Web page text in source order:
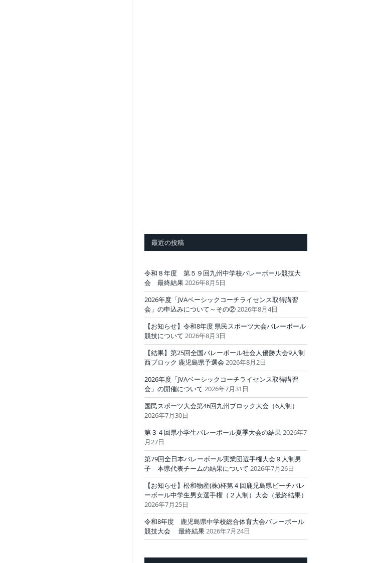
最近の投稿
令和８年度 第５９回九州中学校バレーボール競技大
会 最終結果2026年8月5日
2026年度「JVAベーシックコーチライセンス取得講習
会」の申込みについて～その②2026年8月4日
【お知らせ】令和8年度 県民スポーツ大会バレーボール
競技について 2026年8月3日
【結果】第25回全国バレーボール社会人優勝大会9人制
西ブロック 鹿児島県予選会 2026年8月2日
2026年度「JVAベーシックコーチライセンス取得講習
会」の開催について 2026年7月31日
国民スポーツ大会第46回九州ブロック大会（6人制）
2026年7月30日
第３４回県小学生バレーボール夏季大会の結果2026年7
月27日
第79回全日本バレーボール実業団選手権大会９人制男
子 本県代表チームの結果について 2026年7月26日
【お知らせ】松和物産(株)杯第４回鹿児島県ビーチバレ
ーボール中学生男女選手権（２人制）大会（最終結果）
2026年7月25日
令和8年度 鹿児島県中学校総合体育大会バレーボール
競技大会 最終結果2026年7月24日